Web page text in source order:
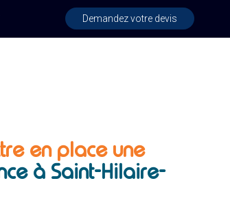
Demandez votre devis
en place une
à Saint-Hilaire-